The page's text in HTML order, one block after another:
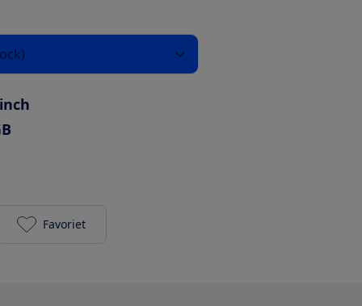
Google Pixel Tablet (128GB en Oplaaddock met
Favoriet